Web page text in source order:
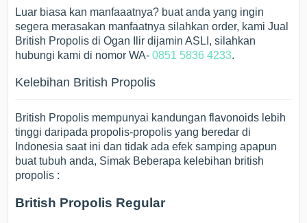
Luar biasa kan manfaaatnya? buat anda yang ingin
segera merasakan manfaatnya silahkan order, kami Jual
British Propolis di Ogan Ilir dijamin ASLI, silahkan
hubungi kami di nomor WA-0851 5836 4233.
Kelebihan British Propolis
British Propolis mempunyai kandungan flavonoids lebih
tinggi daripada propolis-propolis yang beredar di
Indonesia saat ini dan tidak ada efek samping apapun
buat tubuh anda, Simak Beberapa kelebihan british
propolis :
British Propolis Regular